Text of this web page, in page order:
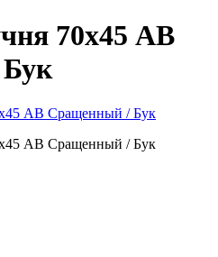
70х45 АВ